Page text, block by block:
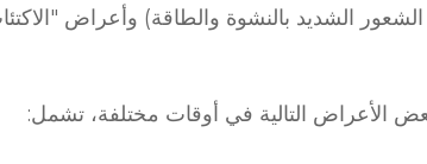
الشديد بالنشوة والطاقة) وأعراض
الأعراض التالية في أوقات مختلفة، تشمل: